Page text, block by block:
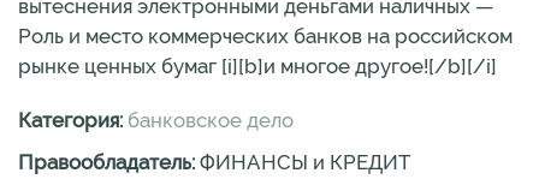
вытеснения электронными деньгами наличных —
Роль и место коммерческих банков на российском
рынке ценных бумаг [i][b]и многое другое![/b][/i]
Категория: банковское дело
Правообладатель: ФИНАНСЫ и КРЕДИТ